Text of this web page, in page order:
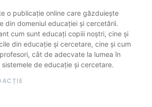
o publicație online care găzduiește
din domeniul educației și cercetării.
cum sunt educați copiii noștri, cine și
din educație și cercetare, cine și cum
cât de adecvate la lumea în
de educație și cercetare.